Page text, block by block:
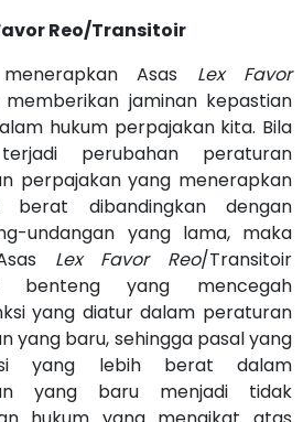
Reo/Transitoir
Asas Lex Favor
jaminan kepastian
hukum perpajakan kita. Bila
perubahan peraturan
perpajakan yang menerapkan
dibandingkan dengan
undangan yang lama, maka
Lex Favor Reo/Transitoir
benteng yang mencegah
yang diatur dalam peraturan
yang baru, sehingga pasal yang
yang lebih berat dalam
yang baru menjadi tidak